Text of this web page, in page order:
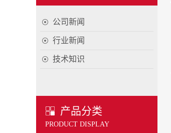
公司新闻
行业新闻
技术知识
产品分类
PRODUCT DISPLAY